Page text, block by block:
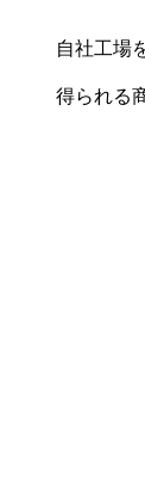
自社工場
得られる